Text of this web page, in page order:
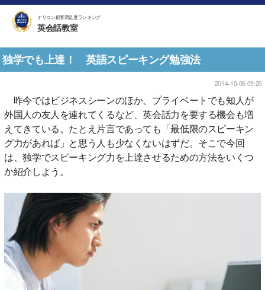
オリコン顧客満足度ランキング
英会話教室
独学でも上達！ 英語スピーキング勉強法
2014-10-06 09:20
昨今ではビジネスシーンのほか、プライベートでも知人が
外国人の友人を連れてくるなど、英会話力を要する機会も増
えてきている。たとえ片言であっても「最低限のスピーキン
グ力があれば」と思う人も少なくないはずだ。そこで今回
は、独学でスピーキング力を上達させるための方法をいくつ
か紹介しよう。